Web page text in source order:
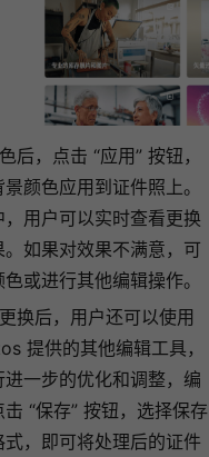
后，点击 “应用” 按钮，
颜色应用到证件照上。
用户可以实时查看更换
如果对效果不满意，可
或进行其他编辑操作。
换后，用户还可以使用
提供的其他编辑工具，
一步的优化和调整，编
“保存” 按钮，选择保存
，即可将处理后的证件